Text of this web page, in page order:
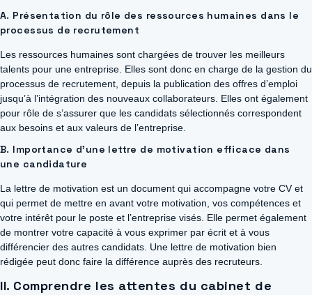
A. Présentation du rôle des ressources humaines dans le
processus de recrutement
Les ressources humaines sont chargées de trouver les meilleurs
talents pour une entreprise. Elles sont donc en charge de la gestion du
processus de recrutement, depuis la publication des offres d’emploi
jusqu’à l’intégration des nouveaux collaborateurs. Elles ont également
pour rôle de s’assurer que les candidats sélectionnés correspondent
aux besoins et aux valeurs de l’entreprise.
B. Importance d’une lettre de motivation efficace dans
une candidature
La lettre de motivation est un document qui accompagne votre CV et
qui permet de mettre en avant votre motivation, vos compétences et
votre intérêt pour le poste et l’entreprise visés. Elle permet également
de montrer votre capacité à vous exprimer par écrit et à vous
différencier des autres candidats. Une lettre de motivation bien
rédigée peut donc faire la différence auprès des recruteurs.
II. Comprendre les attentes du cabinet de